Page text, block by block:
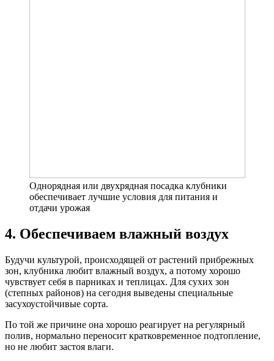
Однорядная или двухрядная посадка клубники
обеспечивает лучшие условия для питания и
отдачи урожая
4. Обеспечиваем влажный воздух
Будучи культурой, происходящей от растений прибрежных
зон, клубника любит влажный воздух, а потому хорошо
чувствует себя в парниках и теплицах. Для сухих зон
(степных районов) на сегодня выведены специальные
засухоустойчивые сорта.
По той же причине она хорошо реагирует на регулярный
полив, нормально переносит кратковременное подтопление,
но не любит застоя влаги.